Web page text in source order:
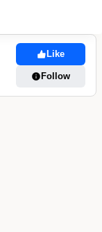
Like
Follow